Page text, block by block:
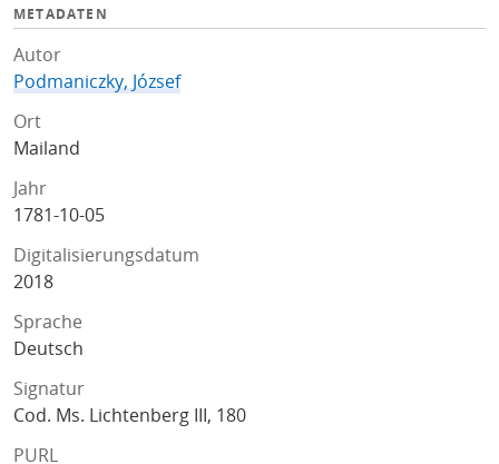
METADATEN
Autor
Podmaniczky, József
Ort
Mailand
Jahr
1781-10-05
Digitalisierungsdatum
2018
Sprache
Deutsch
Signatur
Cod. Ms. Lichtenberg III, 180
PURL